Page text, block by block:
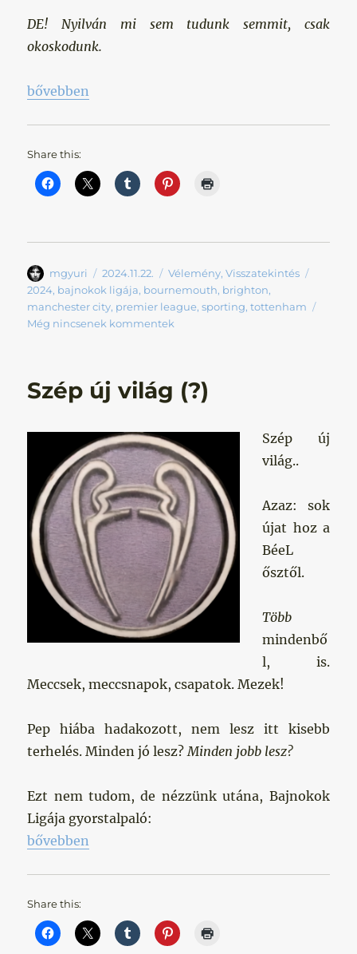
DE! Nyilván mi sem tudunk semmit, csak
okoskodunk.
„Végre beledőlhetünk abba a kurva kardba?!”
bővebben
Share this:
Szerző
mgyuri Közzétéve
2024.11.22. Kategória
Vélemény,Visszatekintés
2024, bajnokok ligája, bournemouth, brighton,
manchester city, premier league,sporting,tottenham
Még nincsenek kommentek
Szép új világ (?)
Szép új
világ..
Azaz: sok
újat hoz a
BéeL
ősztől.
Több
mindenbő
l, is.
Meccsek, meccsnapok, csapatok. Mezek!
Pep hiába hadakozott, nem lesz itt kisebb
terhelés. Minden jó lesz? Minden jobb lesz?
Ezt nem tudom, de nézzünk utána, Bajnokok
Ligája gyorstalpaló:
„Szép új világ (?)”
bővebben
Share this: